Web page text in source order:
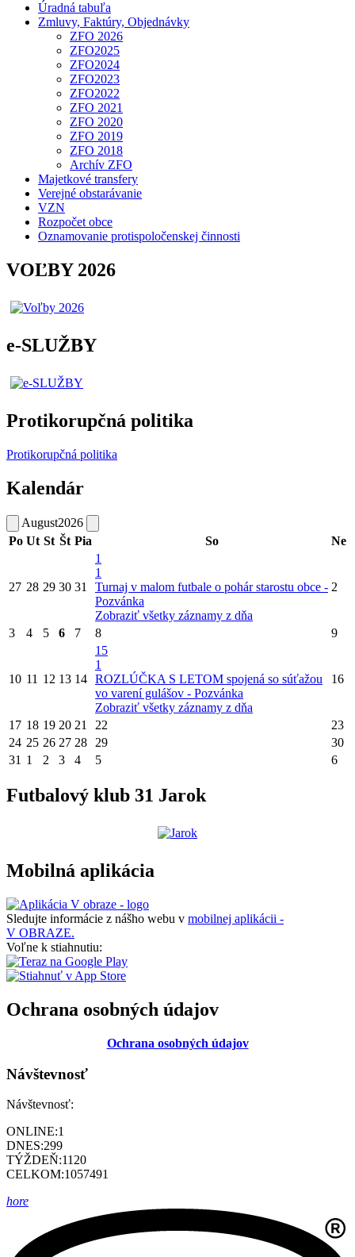
Úradná tabuľa
Zmluvy, Faktúry, Objednávky
ZFO 2026
ZFO2025
ZFO2024
ZFO2023
ZFO2022
ZFO 2021
ZFO 2020
ZFO 2019
ZFO 2018
Archív ZFO
Majetkové transfery
Verejné obstarávanie
VZN
Rozpočet obce
Oznamovanie protispoločenskej činnosti
VOĽBY 2026
e-SLUŽBY
Protikorupčná politika
Protikorupčná politika
Kalendár
August2026
Po Ut St Št Pia So Ne
27 28 29 30 31
1
1
Turnaj v malom futbale o pohár starostu obce -
Pozvánka
Zobraziť všetky záznamy z dňa
2
3 4 5 6 7 8 9
10 11 12 13 14
15
1
ROZLÚČKA S LETOM spojená so súťažou
vo varení gulášov - Pozvánka
Zobraziť všetky záznamy z dňa
16
17 18 19 20 21 22
23
24 25 26 27 28 29
30
31 1 2 3 4 5 6
Futbalový klub 31 Jarok
Mobilná aplikácia
Sledujte informácie z nášho webu v mobilnej aplikácii -
V OBRAZE.
Voľne k stiahnutiu:
Ochrana osobných údajov
Ochrana osobných údajov
Návštevnosť
Návštevnosť:
ONLINE:1
DNES:299
TÝŽDEŇ:1120
CELKOM:1057491
hore